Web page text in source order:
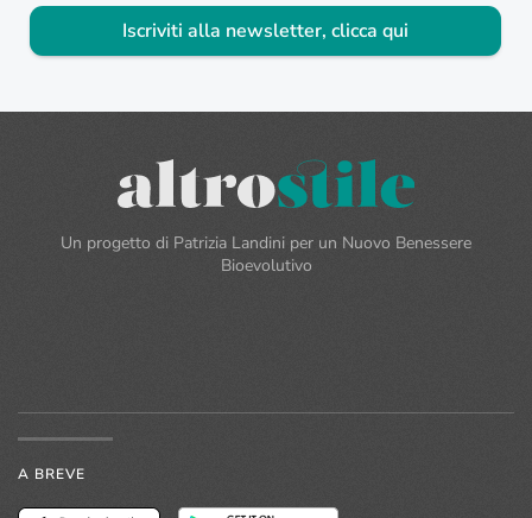
Iscriviti alla newsletter, clicca qui
Un progetto di Patrizia Landini per un Nuovo Benessere
Bioevolutivo
A BREVE